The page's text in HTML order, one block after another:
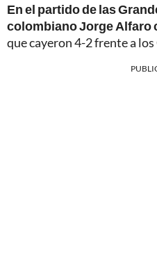
En el partido de las
colombiano Jorge Alfaro
que cayeron 4-2 frente a los